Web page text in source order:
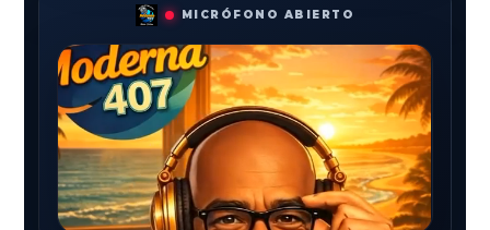
MICRÓFONO ABIERTO